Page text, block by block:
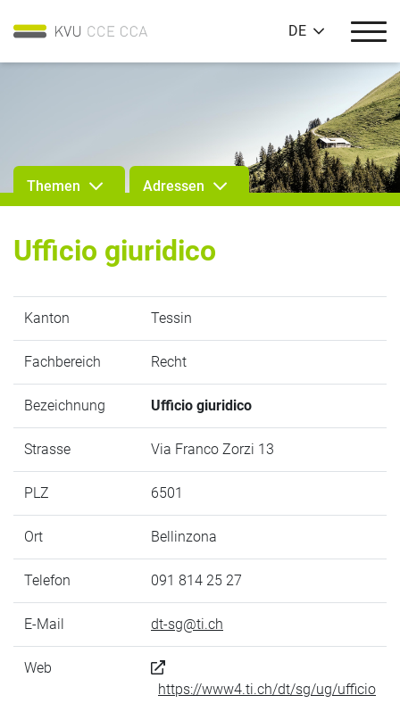
DE
Themen Adressen
Ufficio giuridico
Kanton Tessin
Fachbereich Recht
Bezeichnung Ufficio giuridico
Strasse Via Franco Zorzi 13
PLZ 6501
Ort Bellinzona
Telefon 091 814 25 27
E-Mail dt-sg@ti.ch
Web
https://www4.ti.ch/dt/sg/ug/ufficio